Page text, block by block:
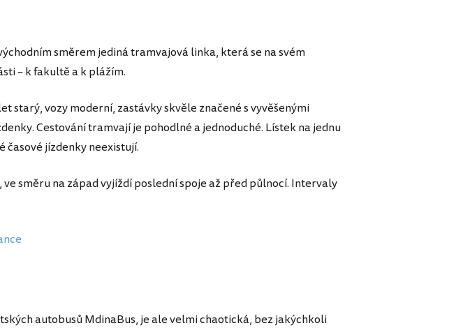
směrem jediná tramvajová linka, která se na svém
– k fakultě a k plážím.
starý, vozy moderní, zastávky skvěle značené s vyvěšenými
Cestování tramvají je pohodlné a jednoduché. Lístek na jednu
časové jízdenky neexistují.
ve směru na západ vyjíždí poslední spoje až před půlnocí. Intervaly
autobusů MdinaBus, je ale velmi chaotická, bez jakýchkoli